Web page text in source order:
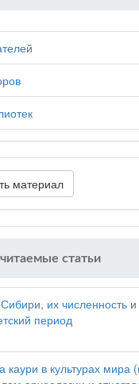
материал
статьи
их численность
период
каури в культурах мира